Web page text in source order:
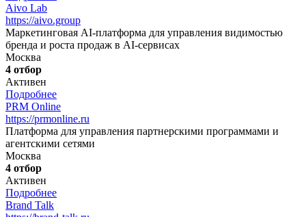
Aivo Lab
https://aivo.group
Маркетинговая AI-платформа для управления видимостью
бренда и роста продаж в AI-сервисах
Москва
4 отбор
Активен
Подробнее
PRM Online
https://prmonline.ru
Платформа для управления партнерскими программами и
агентскими сетями
Москва
4 отбор
Активен
Подробнее
Brand Talk